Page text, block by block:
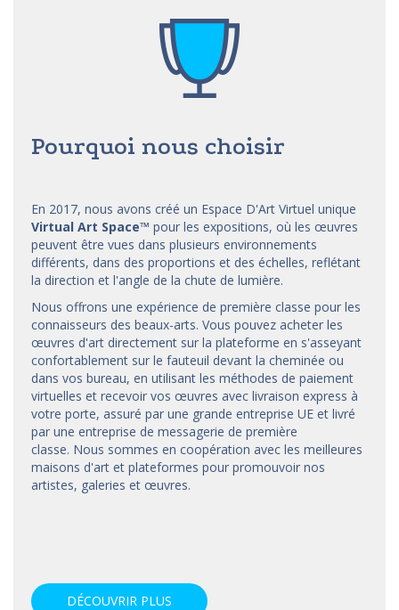
Pourquoi nous choisir
En 2017, nous avons créé un Espace D'Art Virtuel unique
Virtual Art Space™ pour les expositions, où les œuvres
peuvent être vues dans plusieurs environnements
différents, dans des proportions et des échelles, reflétant
la direction et l'angle de la chute de lumière.
Nous offrons une expérience de première classe pour les
connaisseurs des beaux-arts. Vous pouvez acheter les
œuvres d'art directement sur la plateforme en s'asseyant
confortablement sur le fauteuil devant la cheminée ou
dans vos bureau, en utilisant les méthodes de paiement
virtuelles et recevoir vos œuvres avec livraison express à
votre porte, assuré par une grande entreprise UE et livré
par une entreprise de messagerie de première
classe. Nous sommes en coopération avec les meilleures
maisons d'art et plateformes pour promouvoir nos
artistes, galeries et œuvres.
DÉCOUVRIR PLUS